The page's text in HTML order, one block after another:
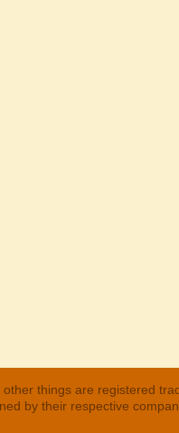
things are registered
by their respective